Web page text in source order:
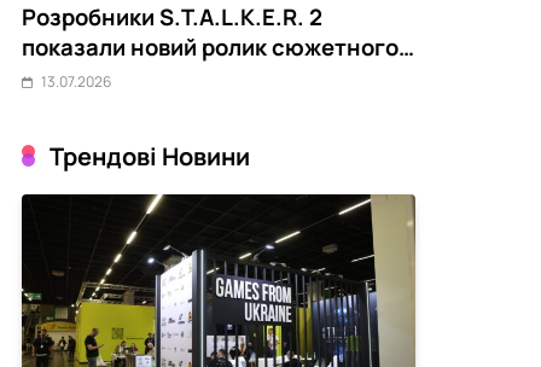
Розробники S.T.A.L.K.E.R. 2
показали новий ролик сюжетного
DLC Cost of Hope
13.07.2026
Трендові Новини